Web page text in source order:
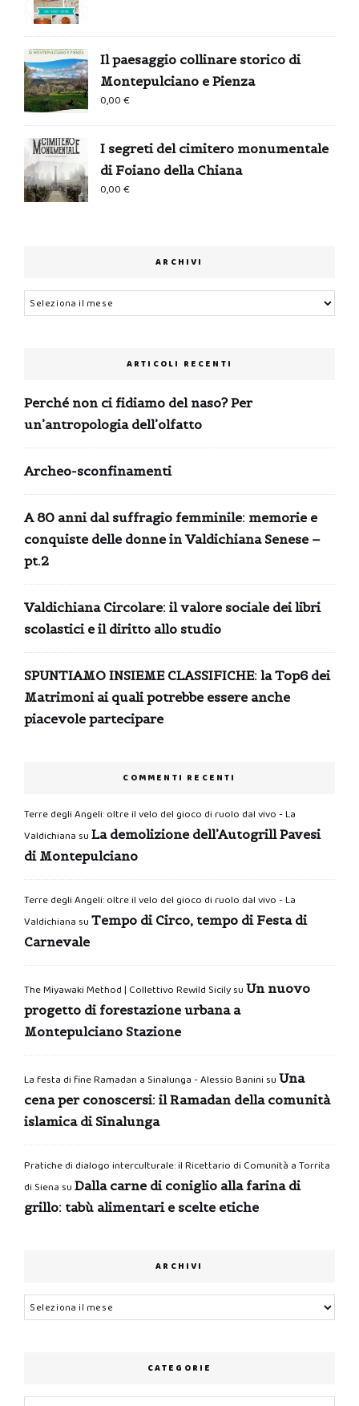
Il paesaggio collinare storico di
Montepulciano e Pienza
0,00€
I segreti del cimitero monumentale
di Foiano della Chiana
0,00€
ARCHIVI
Archivi
ARTICOLI RECENTI
Perché non ci fidiamo del naso? Per
un’antropologia dell’olfatto
Archeo-sconfinamenti
A 80 anni dal suffragio femminile: memorie e
conquiste delle donne in Valdichiana Senese –
pt.2
Valdichiana Circolare: il valore sociale dei libri
scolastici e il diritto allo studio
SPUNTIAMO INSIEME CLASSIFICHE: la Top6 dei
Matrimoni ai quali potrebbe essere anche
piacevole partecipare
COMMENTI RECENTI
Terre degli Angeli: oltre il velo del gioco di ruolo dal vivo - La
Valdichiana su La demolizione dell’Autogrill Pavesi
di Montepulciano
Terre degli Angeli: oltre il velo del gioco di ruolo dal vivo - La
Valdichiana su Tempo di Circo, tempo di Festa di
Carnevale
The Miyawaki Method | Collettivo Rewild Sicilysu Un nuovo
progetto di forestazione urbana a
Montepulciano Stazione
La festa di fine Ramadan a Sinalunga - Alessio Banini su Una
cena per conoscersi: il Ramadan della comunità
islamica di Sinalunga
Pratiche di dialogo interculturale: il Ricettario di Comunità a Torrita
di Siena su Dalla carne di coniglio alla farina di
grillo: tabù alimentari e scelte etiche
ARCHIVI
Archivi
CATEGORIE